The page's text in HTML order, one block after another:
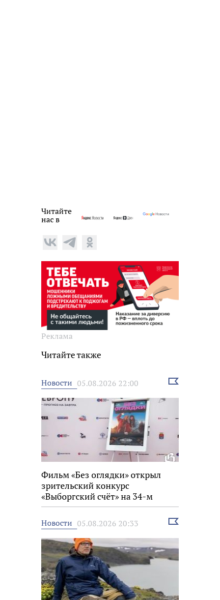
Читайте
нас в
Реклама
Читайте также
Новости 05.08.2026 22:00
Выбрать
Фильм «Без оглядки» открыл
зрительский конкурс
«Выборгский счёт» на 34-м
фестивале «Окно в Европу»
Новости 05.08.2026 20:33
Выбрать